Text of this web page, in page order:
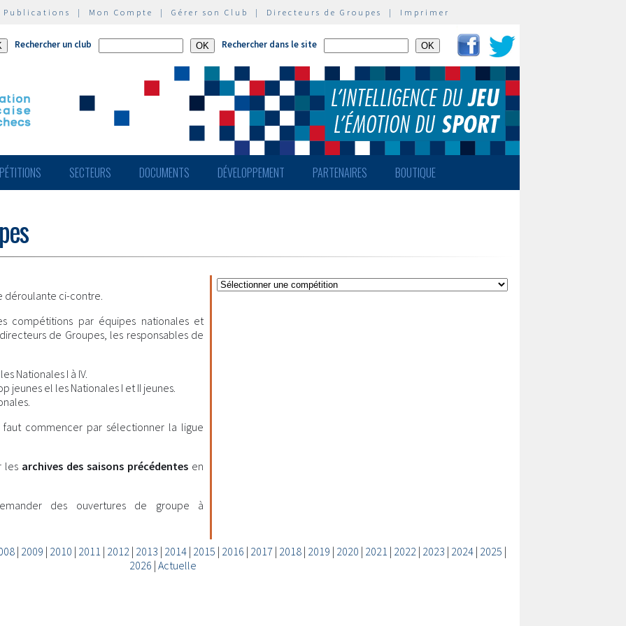
Publications | Mon Compte | Gérer son Club | Directeurs de Groupes | Imprimer
Rechercher un club Rechercher dans le site
SECTEURS DOCUMENTS DÉVELOPPEMENT PARTENAIRES BOUTIQUE
déroulante ci-contre.
compétitions par équipes nationales et
de Groupes, les responsables de
Nationales I à IV.
jeunes el les Nationales I et II jeunes.
commencer par sélectionner la ligue
les archives des saisons précédentes en
des ouvertures de groupe à
| 2009 | 2010 | 2011 | 2012| 2013 | 2014| 2015 | 2016 | 2017 | 2018| 2019 | 2020 | 2021 | 2022| 2023 | 2024| 2025 |
2026 | Actuelle